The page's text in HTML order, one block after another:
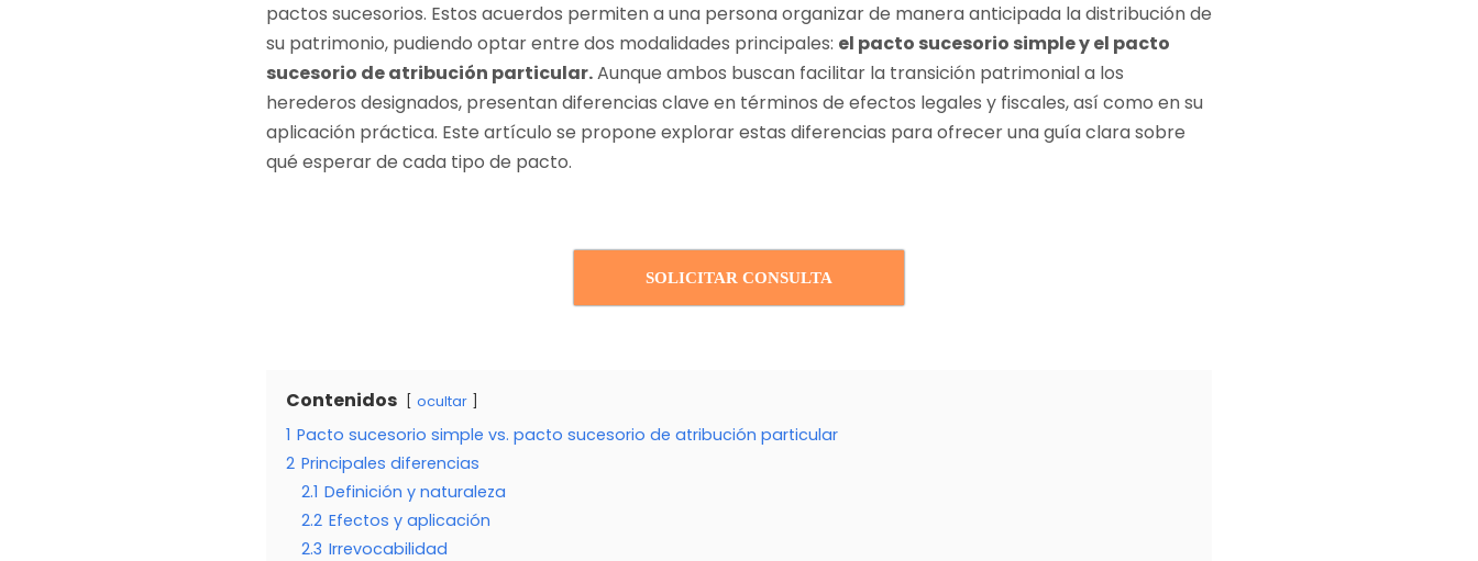
pactos sucesorios. Estos acuerdos permiten a una persona organizar de manera anticipada la distribución de
su patrimonio, pudiendo optar entre dos modalidades principales: el pacto sucesorio simple y el pacto
sucesorio de atribución particular.Aunque ambos buscan facilitar la transición patrimonial a los
herederos designados, presentan diferencias clave en términos de efectos legales y fiscales, así como en su
aplicación práctica. Este artículo se propone explorar estas diferencias para ofrecer una guía clara sobre
qué esperar de cada tipo de pacto.
SOLICITAR CONSULTA
Contenidos ocultar
1 Pacto sucesorio simple vs. pacto sucesorio de atribución particular
2 Principales diferencias
2.1 Definición y naturaleza
2.2 Efectos y aplicación
2.3 Irrevocabilidad